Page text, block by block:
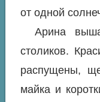
от одной
Арина
столиков.
распущены,
майка и